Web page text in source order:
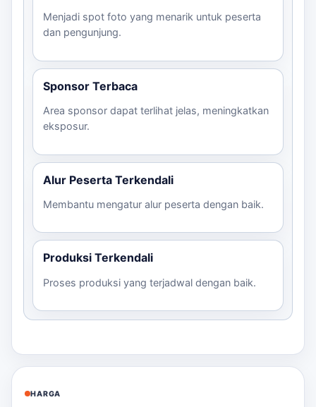
Menjadi spot foto yang menarik untuk peserta
dan pengunjung.
Sponsor Terbaca
Area sponsor dapat terlihat jelas, meningkatkan
eksposur.
Alur Peserta Terkendali
Membantu mengatur alur peserta dengan baik.
Produksi Terkendali
Proses produksi yang terjadwal dengan baik.
HARGA